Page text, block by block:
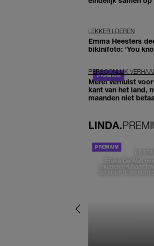
LEKKER LOEREN
Emma Heesters
bikinifoto: 'You
PERSOONLIJK
Merel verhuist
kant van het land,
maanden niet
LINDA.
DE
Elske DeWall
muziek en haar
de stad: 'Een stad